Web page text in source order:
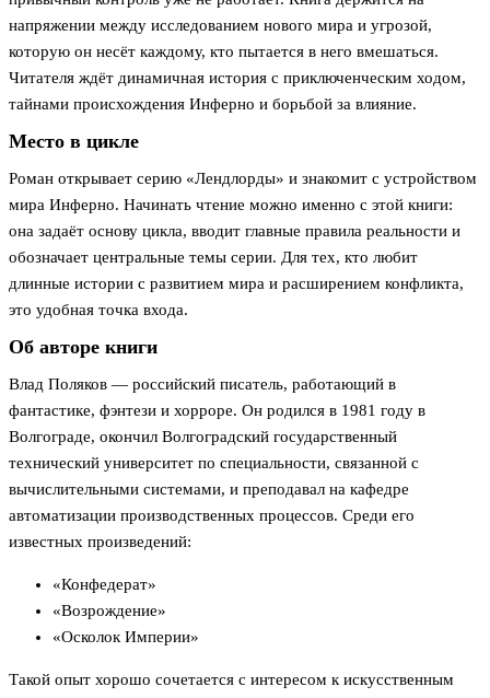
напряжении между исследованием нового мира и угрозой,
которую он несёт каждому, кто пытается в него вмешаться.
Читателя ждёт динамичная история с приключенческим ходом,
тайнами происхождения Инферно и борьбой за влияние.
Место в цикле
Роман открывает серию «Лендлорды» и знакомит с устройством
мира Инферно. Начинать чтение можно именно с этой книги:
она задаёт основу цикла, вводит главные правила реальности и
обозначает центральные темы серии. Для тех, кто любит
длинные истории с развитием мира и расширением конфликта,
это удобная точка входа.
Об авторе книги
Влад Поляков — российский писатель, работающий в
фантастике, фэнтези и хорроре. Он родился в 1981 году в
Волгограде, окончил Волгоградский государственный
технический университет по специальности, связанной с
вычислительными системами, и преподавал на кафедре
автоматизации производственных процессов. Среди его
известных произведений:
«Конфедерат»
«Возрождение»
«Осколок Империи»
Такой опыт хорошо сочетается с интересом к искусственным